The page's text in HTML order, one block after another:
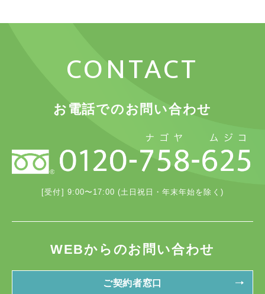
CONTACT
お電話でのお問い合わせ
[受付] 9:00〜17:00 (土日祝日・年末年始を除く)
WEBからのお問い合わせ
ご契約者窓口